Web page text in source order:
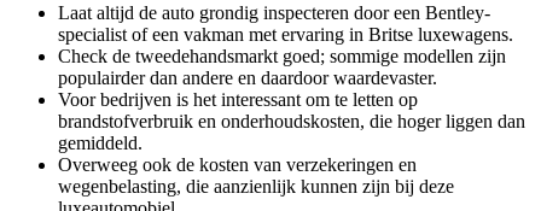
Laat altijd de auto grondig inspecteren door een Bentley-
specialist of een vakman met ervaring in Britse luxewagens.
Check de tweedehandsmarkt goed; sommige modellen zijn
populairder dan andere en daardoor waardevaster.
Voor bedrijven is het interessant om te letten op
brandstofverbruik en onderhoudskosten, die hoger liggen dan
gemiddeld.
Overweeg ook de kosten van verzekeringen en
wegenbelasting, die aanzienlijk kunnen zijn bij deze